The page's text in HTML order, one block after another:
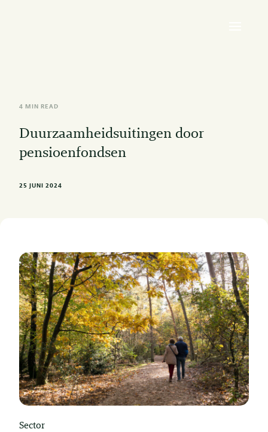
4 MIN READ
Duurzaamheidsuitingen door
pensioenfondsen
25 JUNI 2024
Sector